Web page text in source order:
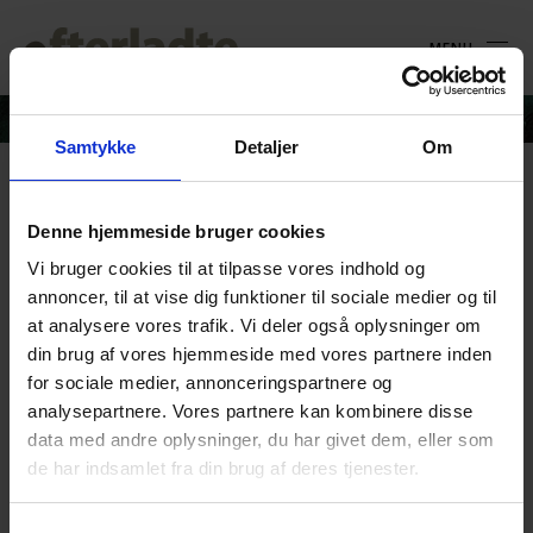
Samtykke Detaljer Om
Denne hjemmeside bruger cookies
Vi bruger cookies til at tilpasse vores indhold og
annoncer, til at vise dig funktioner til sociale medier og til
at analysere vores trafik. Vi deler også oplysninger om
din brug af vores hjemmeside med vores partnere inden
for sociale medier, annonceringspartnere og
analysepartnere. Vores partnere kan kombinere disse
data med andre oplysninger, du har givet dem, eller som
de har indsamlet fra din brug af deres tjenester.
MENU
16. november 2020